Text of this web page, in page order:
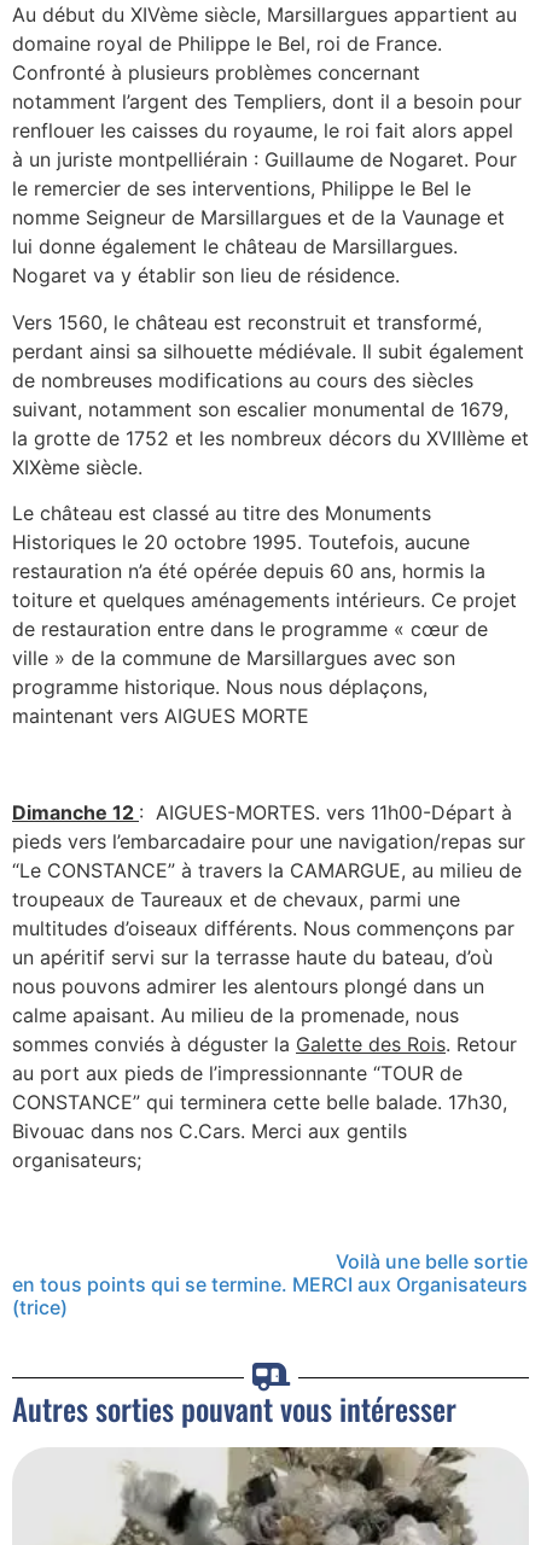
Au début du XIVème siècle, Marsillargues appartient au
domaine royal de Philippe le Bel, roi de France.
Confronté à plusieurs problèmes concernant
notamment l’argent des Templiers, dont il a besoin pour
renflouer les caisses du royaume, le roi fait alors appel
à un juriste montpelliérain : Guillaume de Nogaret. Pour
le remercier de ses interventions, Philippe le Bel le
nomme Seigneur de Marsillargues et de la Vaunage et
lui donne également le château de Marsillargues.
Nogaret va y établir son lieu de résidence.
Vers 1560, le château est reconstruit et transformé,
perdant ainsi sa silhouette médiévale. Il subit également
de nombreuses modifications au cours des siècles
suivant, notamment son escalier monumental de 1679,
la grotte de 1752 et les nombreux décors du XVIIIème et
XIXème siècle.
Le château est classé au titre des Monuments
Historiques le 20 octobre 1995. Toutefois, aucune
restauration n’a été opérée depuis 60 ans, hormis la
toiture et quelques aménagements intérieurs. Ce projet
de restauration entre dans le programme « cœur de
ville » de la commune de Marsillargues avec son
programme historique. Nous nous déplaçons,
maintenant vers AIGUES MORTE
Dimanche 12 : AIGUES-MORTES. vers 11h00-Départ à
pieds vers l’embarcadaire pour une navigation/repas sur
“Le CONSTANCE” à travers la CAMARGUE, au milieu de
troupeaux de Taureaux et de chevaux, parmi une
multitudes d’oiseaux différents. Nous commençons par
un apéritif servi sur la terrasse haute du bateau, d’où
nous pouvons admirer les alentours plongé dans un
calme apaisant. Au milieu de la promenade, nous
sommes conviés à déguster la Galette des Rois. Retour
au port aux pieds de l’impressionnante “TOUR de
CONSTANCE” qui terminera cette belle balade. 17h30,
Bivouac dans nos C.Cars. Merci aux gentils
organisateurs;
Voilà une belle sortie
en tous points qui se termine. MERCI aux Organisateurs
(trice)
Autres sorties pouvant vous intéresser